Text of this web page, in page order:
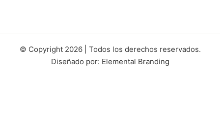
© Copyright 2026 | Todos los derechos reservados.
Diseñado por: Elemental Branding